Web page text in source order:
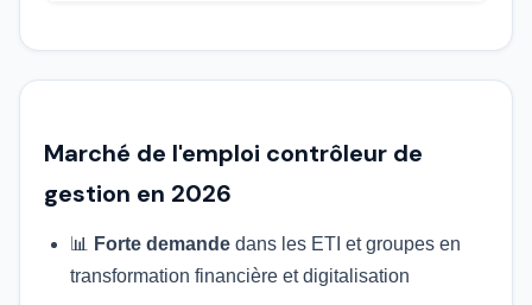
Marché de l'emploi contrôleur de
gestion en 2026
📊 Forte demande dans les ETI et groupes en
transformation financière et digitalisation